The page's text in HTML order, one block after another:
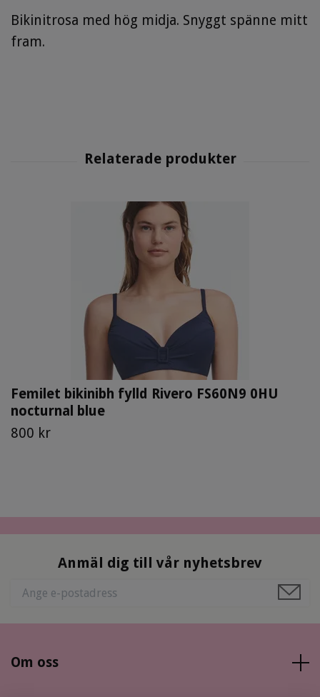
Bikinitrosa med hög midja. Snyggt spänne mitt
fram.
Femilet bikinibh fylld Rivero FS60N9 0HU
nocturnal blue
800 kr
Anmäl dig till vår nyhetsbrev
Om oss